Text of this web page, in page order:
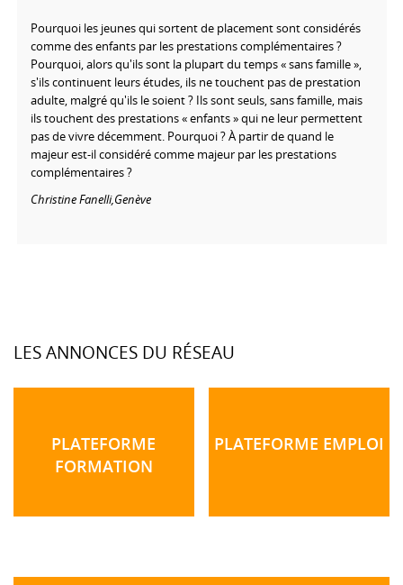
Pourquoi les jeunes qui sortent de placement sont considérés
comme des enfants par les prestations complémentaires ?
Pourquoi, alors qu'ils sont la plupart du temps « sans famille »,
s'ils continuent leurs études, ils ne touchent pas de prestation
adulte, malgré qu'ils le soient ? Ils sont seuls, sans famille, mais
ils touchent des prestations « enfants » qui ne leur permettent
pas de vivre décemment. Pourquoi ? À partir de quand le
majeur est-il considéré comme majeur par les prestations
complémentaires ?
Christine Fanelli,Genève
LES ANNONCES DU RÉSEAU
PLATEFORME
FORMATION
PLATEFORME EMPLOI